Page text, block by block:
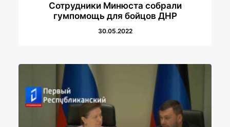
Сотрудники Минюста собрали
гумпомощь для бойцов ДНР
30.05.2022